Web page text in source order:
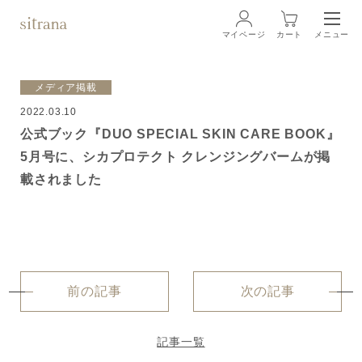
商品一覧 LINEUP
クレンジング・洗顔料
マイページ カート メニュー
メディア掲載
2022.03.10
公式ブック『DUO SPECIAL SKIN CARE BOOK』
5月号に、シカプロテクト クレンジングバームが掲
載されました
前の記事 次の記事
記事一覧